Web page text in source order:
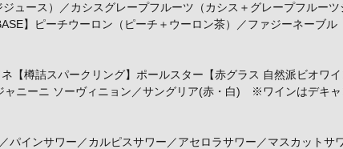
ュース）／カシスグレープフルーツ（カシス＋グレープフルーツ
】ピーチウーロン（ピーチ＋ウーロン茶）／ファジーネーブル
【樽詰スパークリング】ポールスター【赤グラス 自然派ビオワ
ャニーニ ソーヴィニョン／サングリア(赤・白) ※ワインはデキ
インサワー／カルピスサワー／アセロラサワー／マスカットサ